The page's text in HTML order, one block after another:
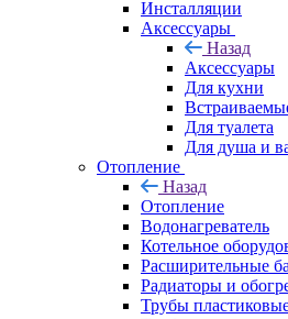
Инсталляции
Аксессуары
Назад
Аксессуары
Для кухни
Для туалета
Для душа и
Отопление
Назад
Отопление
Водонагреватель
Котельное
Расширительные
Радиаторы и
Трубы